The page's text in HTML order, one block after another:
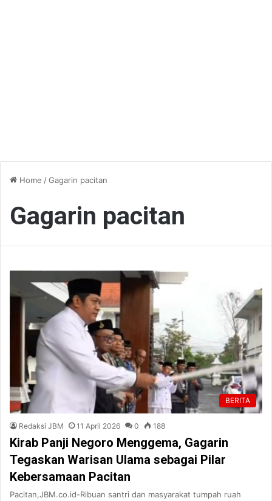
Home /Gagarin pacitan
Gagarin pacitan
BERITA
Redaksi JBM 11 April 2026 0 188
Kirab Panji Negoro Menggema, Gagarin
Tegaskan Warisan Ulama sebagai Pilar
Kebersamaan Pacitan
Pacitan,JBM.co.id-Ribuan santri dan masyarakat tumpah ruah